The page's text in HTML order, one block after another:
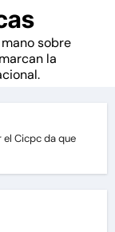
sobre
la
el Cicpc da que